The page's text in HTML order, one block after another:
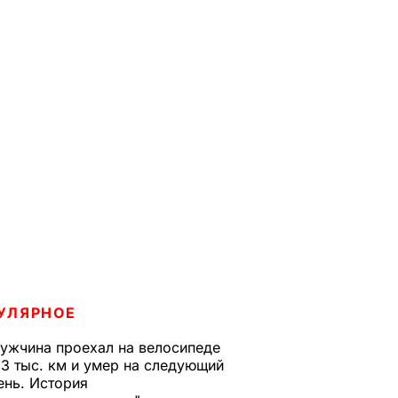
проехал на велосипеде
тыс. км и умер на следующий
История